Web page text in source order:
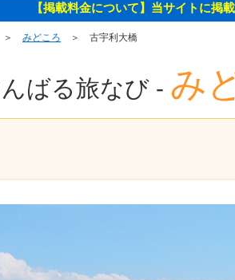
【掲載料金について】当サイトに掲
＞ みどころ ＞ 古宇利大橋
ばる旅なび - み